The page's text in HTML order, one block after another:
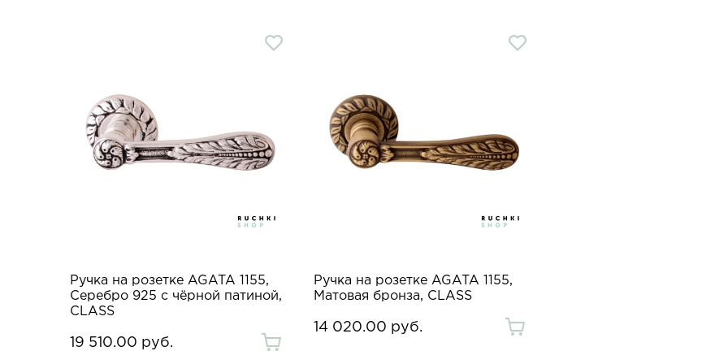
Ручка на розетке AGATA 1155,
Серебро 925 с чёрной патиной,
CLASS
19 510.00 руб.
Ручка на розетке AGATA 1155,
Матовая бронза, CLASS
14 020.00 руб.